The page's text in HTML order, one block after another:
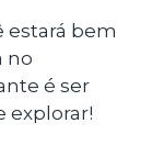
estará bem
no
é ser
explorar!